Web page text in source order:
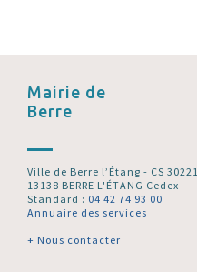
Mairie de
Berre
Ville de Berre l’Étang - CS 30221
13138 BERRE L'ÉTANG Cedex
Standard : 04 42 74 93 00
Annuaire des services
+ Nous contacter